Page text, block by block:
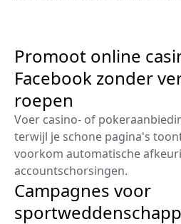
Promoot online
Facebook zonder
roepen
Voer casino- of
terwijl je schone pagina's
voorkom automatische
accountschorsingen.
Campagnes voor